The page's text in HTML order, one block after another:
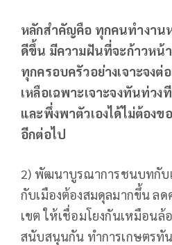
หลักสำคัญคือ ทุกคนทำงา
ดีขึ้น มีความฝันที่จะก้าวหน้
ทุกครอบครัวอย่างเจาะจงต่
เหลือเฉพาะเจาะจงทันท่ว
และพึ่งพาตัวเองได้ไม่ต้องข
อีกต่อไป
2) พัฒนาบูรณาการชนบทกั
กับเมืองต้องสมดุลมากขึ้น ลด
เขต ให้เชื่อมโยงกันเหมือนล้
สนับสนุนกัน ทำการเกษตรทั